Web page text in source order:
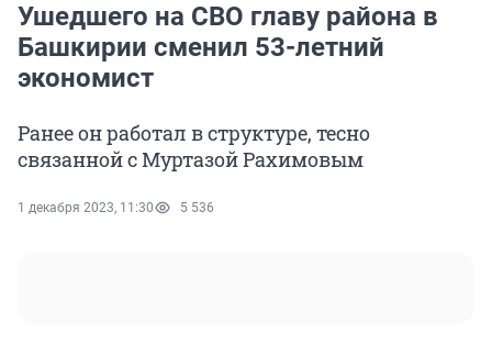
Ушедшего на СВО главу района в
Башкирии сменил 53-летний
экономист
Ранее он работал в структуре, тесно
связанной с Муртазой Рахимовым
1 декабря 2023, 11:30 5 536